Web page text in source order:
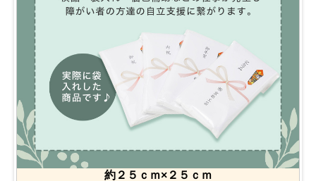
約２５ｃｍ×２５ｃｍ